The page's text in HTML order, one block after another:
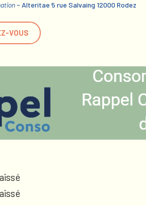
- Alteritae 5 rue Salvaing 12000 Rodez
VOUS